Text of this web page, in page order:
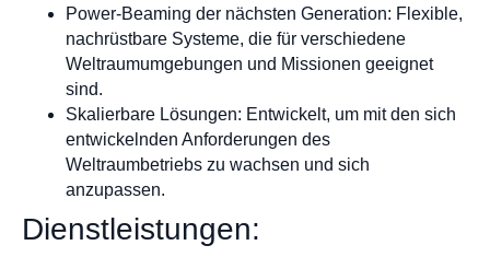
Power-Beaming der nächsten Generation: Flexible,
nachrüstbare Systeme, die für verschiedene
Weltraumumgebungen und Missionen geeignet
sind.
Skalierbare Lösungen: Entwickelt, um mit den sich
entwickelnden Anforderungen des
Weltraumbetriebs zu wachsen und sich
anzupassen.
Dienstleistungen: